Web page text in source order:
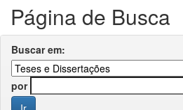
Página de Busca
Buscar em:
por